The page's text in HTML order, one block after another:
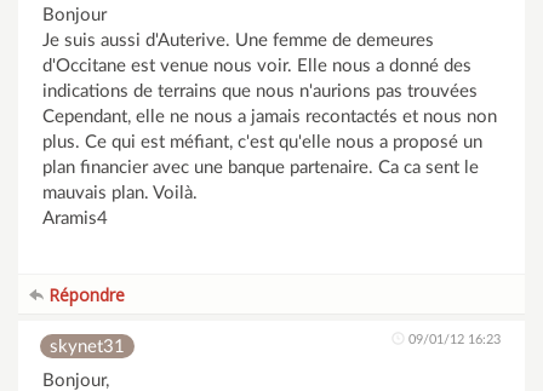
Bonjour
Je suis aussi d'Auterive. Une femme de demeures
d'Occitane est venue nous voir. Elle nous a donné des
indications de terrains que nous n'aurions pas trouvées
Cependant, elle ne nous a jamais recontactés et nous non
plus. Ce qui est méfiant, c'est qu'elle nous a proposé un
plan financier avec une banque partenaire. Ca ca sent le
mauvais plan. Voilà.
Aramis4
Répondre
skynet31 09/01/12 16:23
Bonjour,